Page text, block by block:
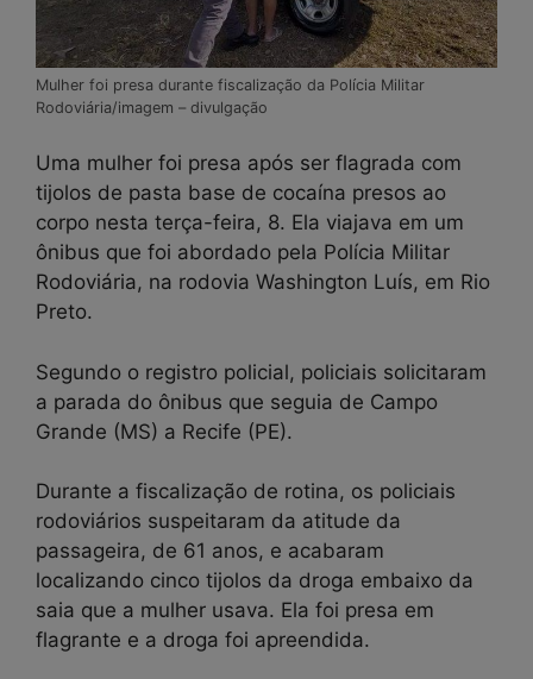
Mulher foi presa durante fiscalização da Polícia Militar
Rodoviária/imagem – divulgação
Uma mulher foi presa após ser flagrada com
tijolos de pasta base de cocaína presos ao
corpo nesta terça-feira, 8. Ela viajava em um
ônibus que foi abordado pela Polícia Militar
Rodoviária, na rodovia Washington Luís, em Rio
Preto.
Segundo o registro policial, policiais solicitaram
a parada do ônibus que seguia de Campo
Grande (MS) a Recife (PE).
Durante a fiscalização de rotina, os policiais
rodoviários suspeitaram da atitude da
passageira, de 61 anos, e acabaram
localizando cinco tijolos da droga embaixo da
saia que a mulher usava. Ela foi presa em
flagrante e a droga foi apreendida.